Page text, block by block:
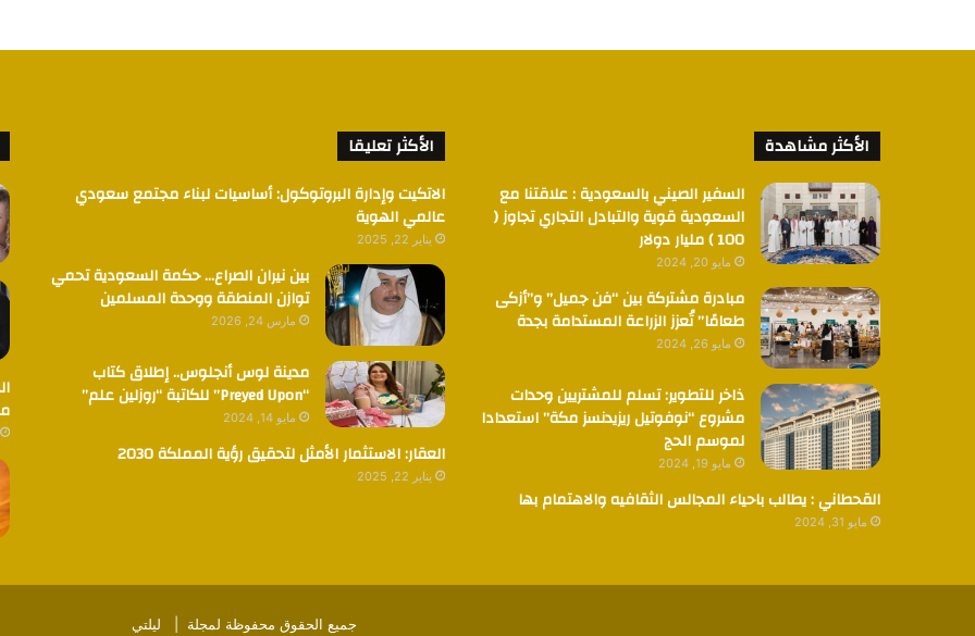
الأكثر مشاهدة
السفير الصيني بالسعودية : علاقتنا مع
السعودية قوية والتبادل التجاري تجاوز (
100 ) مليار دولار
مايو 20, 2024
مبادرة مشتركة بين “فن جميل” و”أزكى
طعامًا” تُعزز الزراعة المستدامة بجدة
مايو 26, 2024
ذاخر للتطوير: تسلم للمشتريين وحدات
مشروع “نوفوتيل ريزيدنسز مكة” استعدادا
لموسم الحج
مايو 19, 2024
القحطاني : يطالب باحياء المجالس الثقافيه والاهتمام بها
مايو 31, 2024
الأكثر تعليقا
الاتكيت وإدارة البروتوكول: أساسيات لبناء مجتمع سعودي
عالمي الهوية
يناير 22, 2025
بين نيران الصراع… حكمة السعودية تحمي
توازن المنطقة ووحدة المسلمين
مارس 24, 2026
مدينة لوس أنجلوس.. إطلاق كتاب
“Preyed Upon” للكاتبة “روزلين علم”
مايو 14, 2024
العقار: الاستثمار الأمثل لتحقيق رؤية المملكة 2030
يناير 22, 2025
جميع الحقوق محفوظة لمجلة | ليلتي